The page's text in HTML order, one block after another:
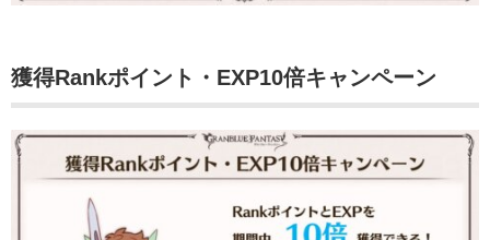
獲得Rankポイント・EXP10倍キャンペーン